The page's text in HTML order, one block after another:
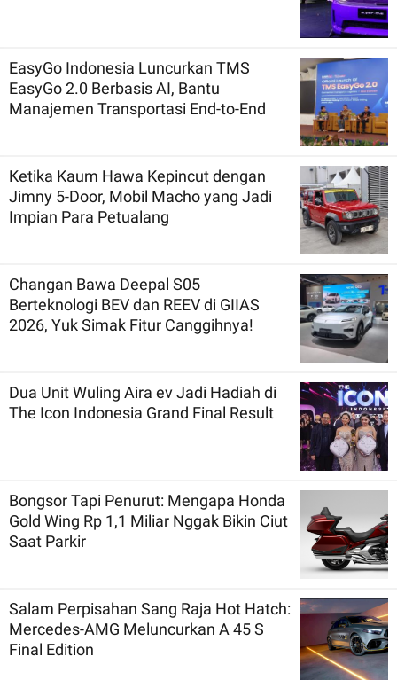
EasyGo Indonesia Luncurkan TMS
EasyGo 2.0 Berbasis AI, Bantu
Manajemen Transportasi End-to-End
Ketika Kaum Hawa Kepincut dengan
Jimny 5-Door, Mobil Macho yang Jadi
Impian Para Petualang
Changan Bawa Deepal S05
Berteknologi BEV dan REEV di GIIAS
2026, Yuk Simak Fitur Canggihnya!
Dua Unit Wuling Aira ev Jadi Hadiah di
The Icon Indonesia Grand Final Result
Bongsor Tapi Penurut: Mengapa Honda
Gold Wing Rp 1,1 Miliar Nggak Bikin Ciut
Saat Parkir
Salam Perpisahan Sang Raja Hot Hatch:
Mercedes-AMG Meluncurkan A 45 S
Final Edition